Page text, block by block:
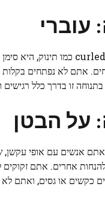
עוברי
אתם לא נפתחים
זו בדרך כלל
על הבטן
אנשים עם אופי עקשן,
אחרים. אתם
כקשים או גסים, ואתם